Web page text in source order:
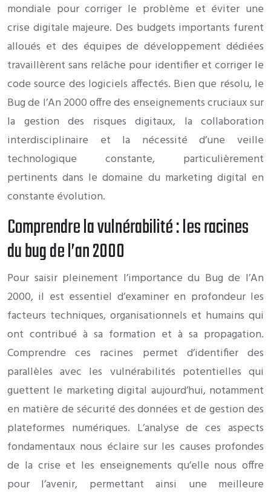
mondiale pour corriger le problème et éviter une
crise digitale majeure. Des budgets importants furent
alloués et des équipes de développement dédiées
travaillèrent sans relâche pour identifier et corriger le
code source des logiciels affectés. Bien que résolu, le
Bug de l’An 2000 offre des enseignements cruciaux sur
la gestion des risques digitaux, la collaboration
interdisciplinaire et la nécessité d’une veille
technologique constante, particulièrement
pertinents dans le domaine du marketing digital en
constante évolution.
Comprendre la vulnérabilité : les racines
du bug de l’an 2000
Pour saisir pleinement l’importance du Bug de l’An
2000, il est essentiel d’examiner en profondeur les
facteurs techniques, organisationnels et humains qui
ont contribué à sa formation et à sa propagation.
Comprendre ces racines permet d’identifier des
parallèles avec les vulnérabilités potentielles qui
guettent le marketing digital aujourd’hui, notamment
en matière de sécurité des données et de gestion des
plateformes numériques. L’analyse de ces aspects
fondamentaux nous éclaire sur les causes profondes
de la crise et les enseignements qu’elle nous offre
pour l’avenir, permettant ainsi une meilleure